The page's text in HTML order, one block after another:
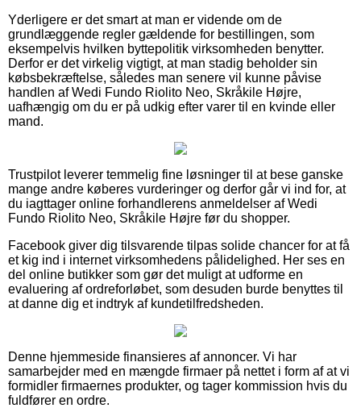
Yderligere er det smart at man er vidende om de
grundlæggende regler gældende for bestillingen, som
eksempelvis hvilken byttepolitik virksomheden benytter.
Derfor er det virkelig vigtigt, at man stadig beholder sin
købsbekræftelse, således man senere vil kunne påvise
handlen af Wedi Fundo Riolito Neo, Skråkile Højre,
uafhængig om du er på udkig efter varer til en kvinde eller
mand.
Trustpilot leverer temmelig fine løsninger til at bese ganske
mange andre køberes vurderinger og derfor går vi ind for, at
du iagttager online forhandlerens anmeldelser af Wedi
Fundo Riolito Neo, Skråkile Højre før du shopper.
Facebook giver dig tilsvarende tilpas solide chancer for at få
et kig ind i internet virksomhedens pålidelighed. Her ses en
del online butikker som gør det muligt at udforme en
evaluering af ordreforløbet, som desuden burde benyttes til
at danne dig et indtryk af kundetilfredsheden.
Denne hjemmeside finansieres af annoncer. Vi har
samarbejder med en mængde firmaer på nettet i form af at vi
formidler firmaernes produkter, og tager kommission hvis du
fuldfører en ordre.